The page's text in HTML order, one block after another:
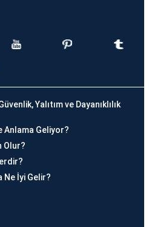
Yalıtım ve Dayanıklılık
Anlama Geliyor?
Olur?
Ne İyi Gelir?